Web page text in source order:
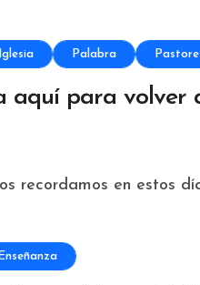
Iglesia Palabra
aquí para volver
recordamos en estos